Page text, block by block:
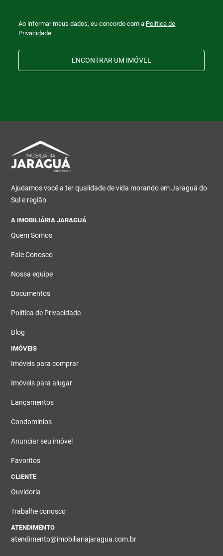
Ao informar meus dados, eu concordo com a Política de
Privacidade.
ENCONTRAR UM IMÓVEL
Ajudamos você a ter qualidade de vida morando em Jaraguá do
Sul e região
A IMOBILIÁRIA JARAGUÁ
Quem Somos
Fale Conosco
Nossa equipe
Documentos
Política de Privacidade
Blog
IMÓVEIS
Imóveis para comprar
Imóveis para alugar
Lançamentos
Condomínios
Anunciar seu imóvel
Favoritos
CLIENTE
Ouvidoria
Trabalhe conosco
ATENDIMENTO
atendimento@imobiliariajaragua.com.br